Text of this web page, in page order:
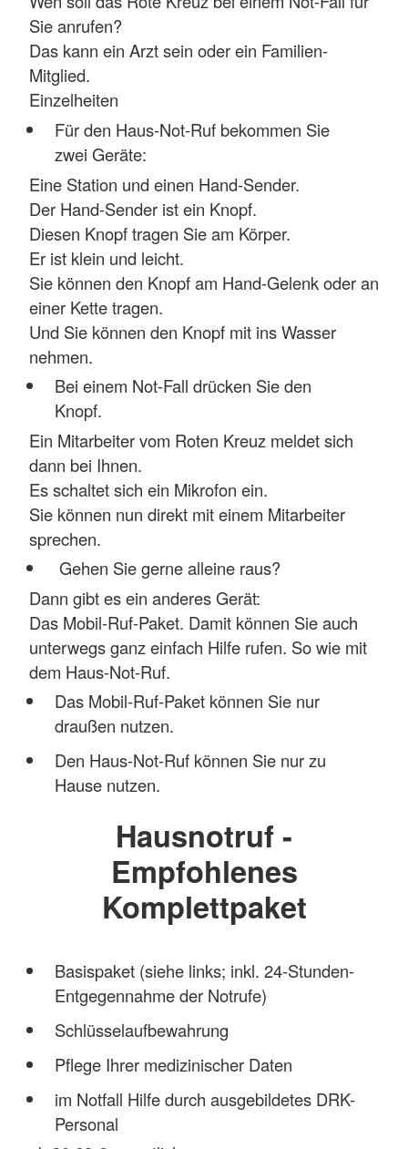
Sie anrufen?
Das kann ein Arzt sein oder ein Familien-
Mitglied.
Einzelheiten
Für den Haus-Not-Ruf bekommen Sie
zwei Geräte:
Eine Station und einen Hand-Sender.
Der Hand-Sender ist ein Knopf.
Diesen Knopf tragen Sie am Körper.
Er ist klein und leicht.
Sie können den Knopf am Hand-Gelenk oder an
einer Kette tragen.
Und Sie können den Knopf mit ins Wasser
nehmen.
Bei einem Not-Fall drücken Sie den
Knopf.
Ein Mitarbeiter vom Roten Kreuz meldet sich
dann bei Ihnen.
Es schaltet sich ein Mikrofon ein.
Sie können nun direkt mit einem Mitarbeiter
sprechen.
Gehen Sie gerne alleine raus?
Dann gibt es ein anderes Gerät:
Das Mobil-Ruf-Paket. Damit können Sie auch
unterwegs ganz einfach Hilfe rufen. So wie mit
dem Haus-Not-Ruf.
Das Mobil-Ruf-Paket können Sie nur
draußen nutzen.
Den Haus-Not-Ruf können Sie nur zu
Hause nutzen.
Hausnotruf -
Empfohlenes
Komplettpaket
Basispaket (siehe links; inkl. 24-Stunden-
Entgegennahme der Notrufe)
Schlüsselaufbewahrung
Pflege Ihrer medizinischer Daten
im Notfall Hilfe durch ausgebildetes DRK-
Personal